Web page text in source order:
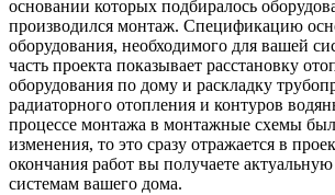
основании которых подбиралось
производился монтаж. Спецификацию
оборудования, необходимого для вашей
часть проекта показывает расстановку
оборудования по дому и раскладку
радиаторного отопления и контуров
процессе монтажа в монтажные схемы
изменения, то это сразу отражается в
окончания работ вы получаете
системам вашего дома.